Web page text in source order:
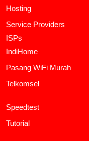
Hosting
Service Providers
ISPs
IndiHome
Pasang WiFi Murah
Telkomsel
Speedtest
Tutorial